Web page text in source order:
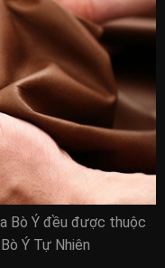
Bò Ý đều được thuộc
Ý Tự Nhiên